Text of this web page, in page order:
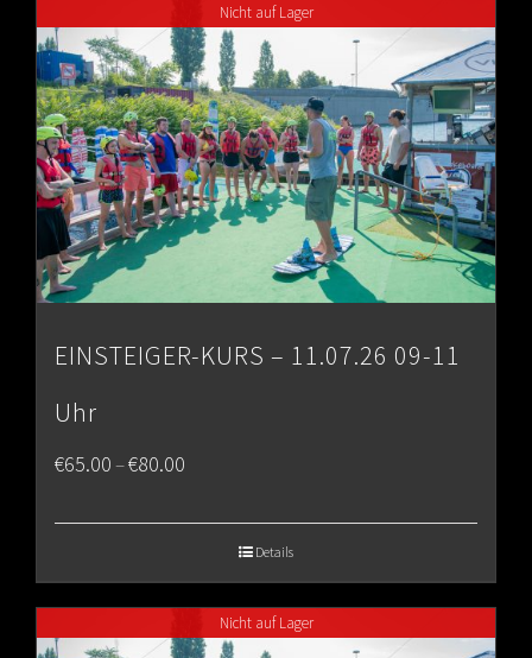
€80.00
Nicht auf Lager
EINSTEIGER-KURS – 11.07.26 09-11
Uhr
€65.00–€80.00
€80.00
Details
Nicht auf Lager